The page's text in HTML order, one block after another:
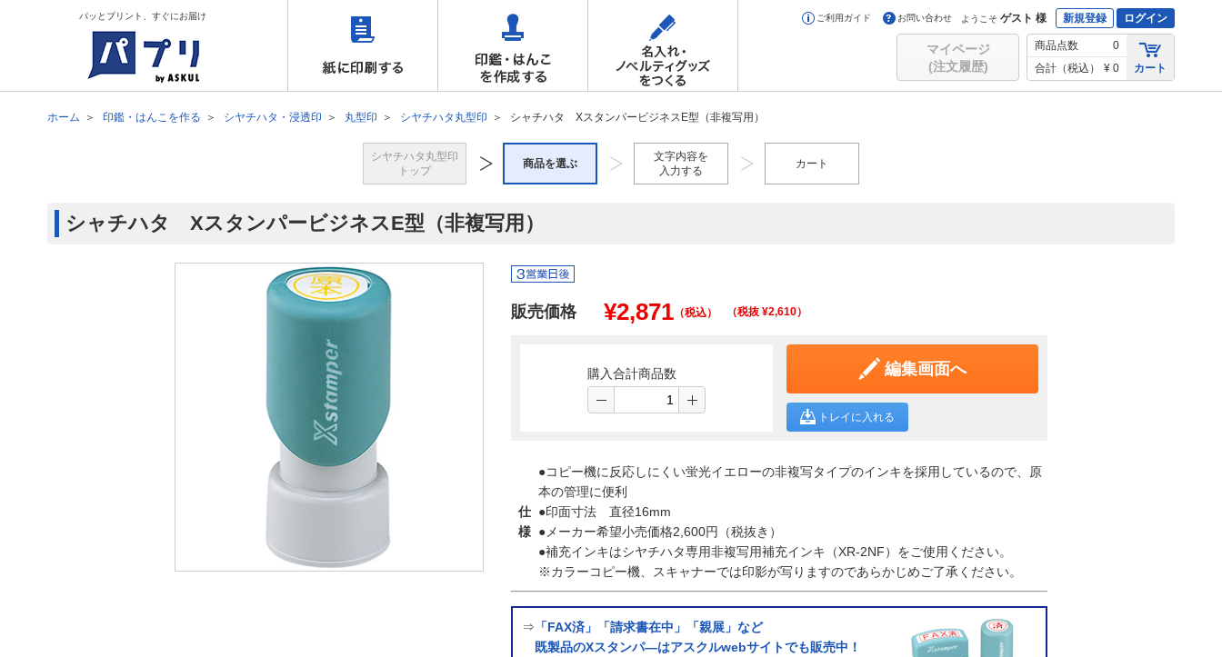
パッとプリント、すぐにお届け ご利用ガイド お問い合わせ ようこそ ゲスト 様 新規登録 ログイン
マイページ
(注文履歴)
商品点数
0
合計（税込）
¥ 0 カート
ホーム 印鑑・はんこを作る シヤチハタ・浸透印 丸型印 シヤチハタ丸型印 シャチハタ XスタンパービジネスE型（非複写用）
シヤチハタ丸型印
トップ
商品を選ぶ
文字内容を
入力する
カート
シャチハタ XスタンパービジネスE型（非複写用）
販売価格 ¥2,871 （税込） （税抜 ¥2,610）
購入合計商品数 編集画面へ
トレイに入れる
仕
様
●コピー機に反応しにくい蛍光イエローの非複写タイプのインキを採用しているので、原
本の管理に便利
●印面寸法 直径16mm
●メーカー希望小売価格2,600円（税抜き）
●補充インキはシヤチハタ専用非複写用補充インキ（XR-2NF）をご使用ください。
※カラーコピー機、スキャナーでは印影が写りますのであらかじめご了承ください。
⇒ 「FAX済」「請求書在中」「親展」など
既製品のXスタンパ―はアスクルwebサイトでも販売中！